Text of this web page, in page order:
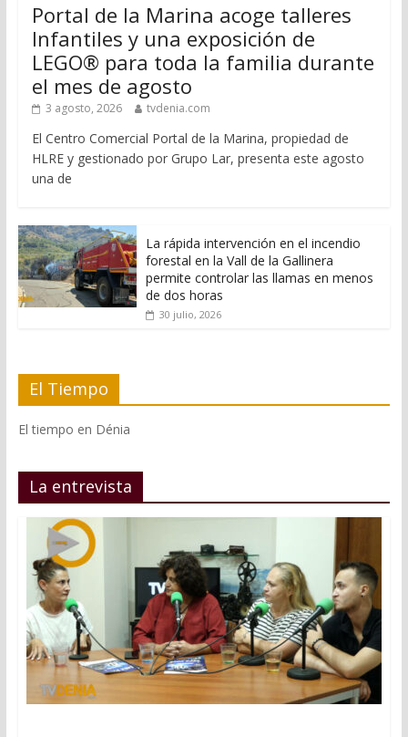
Portal de la Marina acoge talleres
Infantiles y una exposición de
LEGO® para toda la familia durante
el mes de agosto
3 agosto, 2026 tvdenia.com
El Centro Comercial Portal de la Marina, propiedad de
HLRE y gestionado por Grupo Lar, presenta este agosto
una de
La rápida intervención en el incendio
forestal en la Vall de la Gallinera
permite controlar las llamas en menos
de dos horas
30 julio, 2026
El Tiempo
El tiempo en Dénia
La entrevista